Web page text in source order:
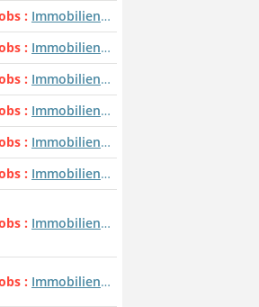
Immobilienmakler / Immobilienmaklerin
Immobilienmakler / Immobilienmaklerin
Immobilienmakler / Immobilienmaklerin
Immobilienmakler / Immobilienmaklerin
Immobilienmakler / Immobilienmaklerin
Immobilienmakler / Immobilienmaklerin
Immobilienmakler / Immobilienmaklerin
Immobilienmakler / Immobilienmaklerin